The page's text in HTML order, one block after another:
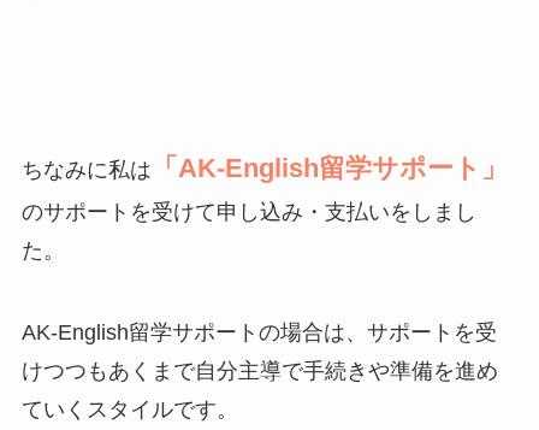
ちなみに私は 「AK-English留学サポート」
のサポートを受けて申し込み・支払いをしまし
た。
AK-English留学サポートの場合は、サポートを受
けつつもあくまで自分主導で手続きや準備を進め
ていくスタイルです。